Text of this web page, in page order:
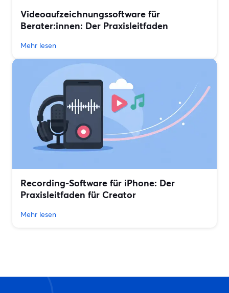
Videoaufzeichnungssoftware für
Berater:innen: Der Praxisleitfaden
Mehr lesen
Recording-Software für iPhone: Der
Praxisleitfaden für Creator
Mehr lesen